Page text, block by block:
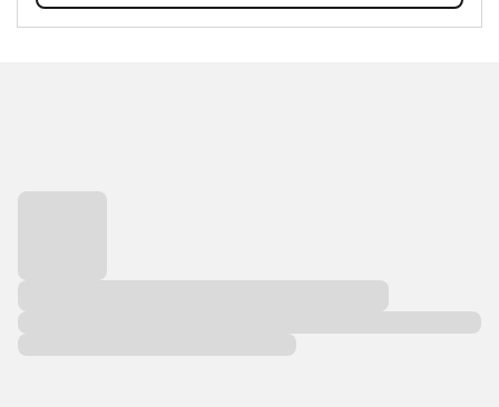
τύπους μαλλιών. Τα προϊόντα styling συνδυάζουν
τεχνολογία και καλλιτεχνική πρωτοπορία για εμφανίσεις